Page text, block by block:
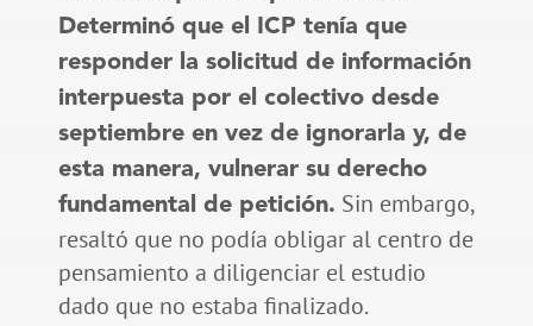
Determinó que el ICP tenía que
responder la solicitud de información
interpuesta por el colectivo desde
septiembre en vez de ignorarla y, de
esta manera, vulnerar su derecho
fundamental de petición. Sin embargo,
resaltó que no podía obligar al centro de
pensamiento a diligenciar el estudio
dado que no estaba finalizado.